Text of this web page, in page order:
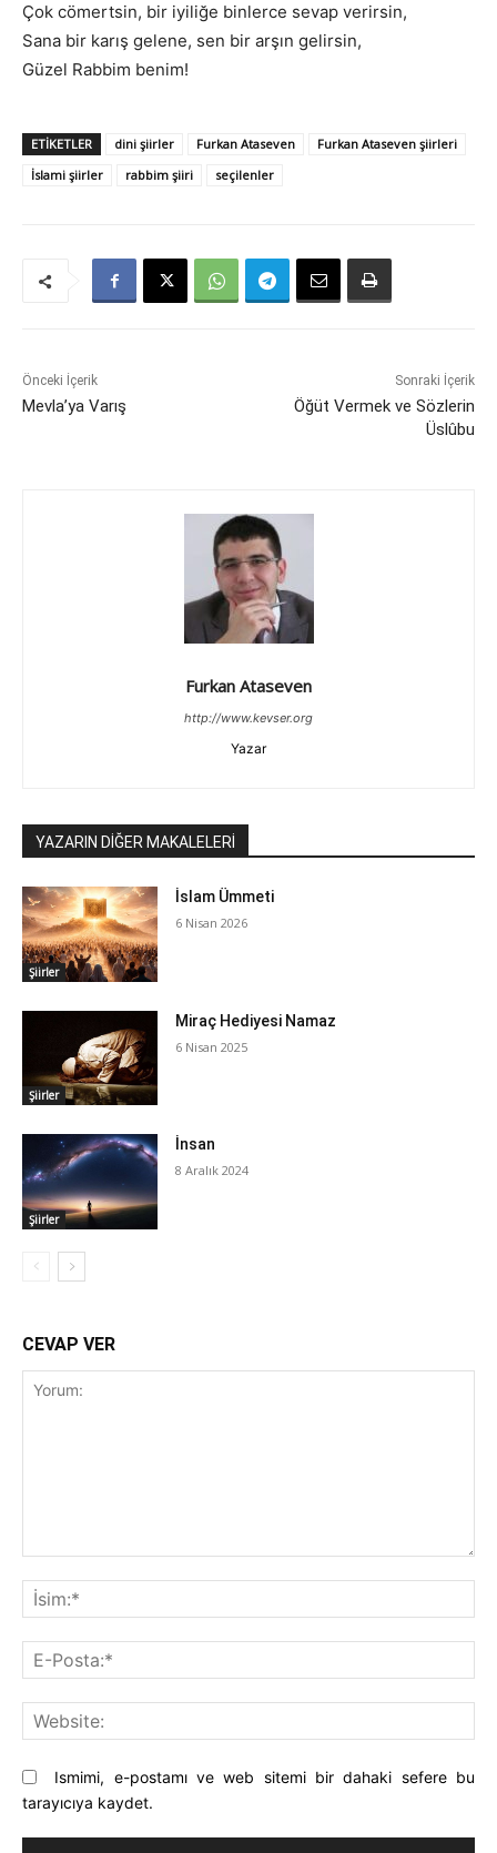
Çok cömertsin, bir iyiliğe binlerce sevap verirsin,
Sana bir karış gelene, sen bir arşın gelirsin,
Güzel Rabbim benim!
ETIKETLER dini şiirler Furkan Ataseven
Furkan Ataseven şiirleri
İslami şiirler
rabbim şiiri seçilenler
Önceki İçerik
Mevla’ya Varış
Sonraki İçerik
Öğüt Vermek ve Sözlerin
Üslûbu
Furkan Ataseven
http://www.kevser.org
Yazar
YAZARIN DİĞER MAKALELERİ
Şiirler
İslam Ümmeti
6 Nisan 2026
Şiirler
Miraç Hediyesi Namaz
6 Nisan 2025
Şiirler
İnsan
8 Aralık 2024
CEVAP VER
Ismimi, e-postamı ve web sitemi bir dahaki sefere bu
tarayıcıya kaydet.